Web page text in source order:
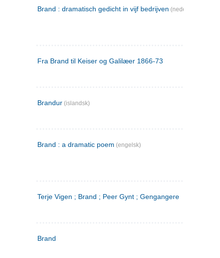
Brand : dramatisch gedicht in vijf bedrijven (nederlandsk)
Fra Brand til Keiser og Galilæer 1866-73
Brandur (islandsk)
Brand : a dramatic poem (engelsk)
Terje Vigen ; Brand ; Peer Gynt ; Gengangere
Brand